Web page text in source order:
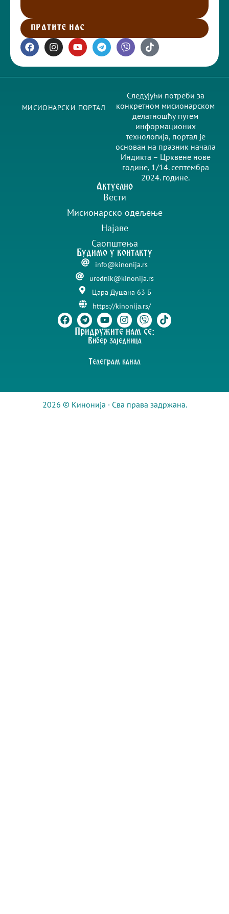
ПРАТИТЕ НАС
МИСИОНАРСКИ ПОРТАЛ
Следујући потреби за
конкретном мисионарском
делатношћу путем
информационих
технологија, портал је
основан на празник начала
Индикта – Црквене нове
године, 1/14. септембра
2024. године.
Актуелно
Вести
Мисионарско одељење
Најаве
Саопштења
Будимо у контакту
info@kinonija.rs
urednik@kinonija.rs
Цара Душана 63 Б
https://kinonija.rs/
Придружите нам се:
Вибер заједница
Телеграм канал
2026 © Кинонија · Сва права задржана.